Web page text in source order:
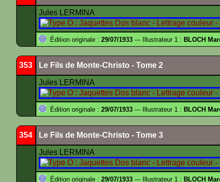
Jules LERMINA
Édition originale : 29/07/1933 --- Illustrateur 1 : BLOCH
353 Le Fils de Monte-Christo - Tome 2
Jules LERMINA
Édition originale : 29/07/1933 --- Illustrateur 1 : BLOCH
354 Le Fils de Monte-Christo - Tome 3
Jules LERMINA
Édition originale : 29/07/1933 --- Illustrateur 1 : BLOCH